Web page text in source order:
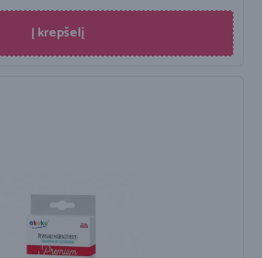
Į krepšelį